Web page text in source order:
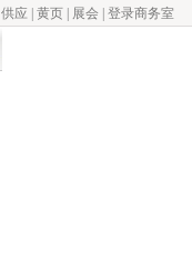
供应 黄页 展会 登录商务室